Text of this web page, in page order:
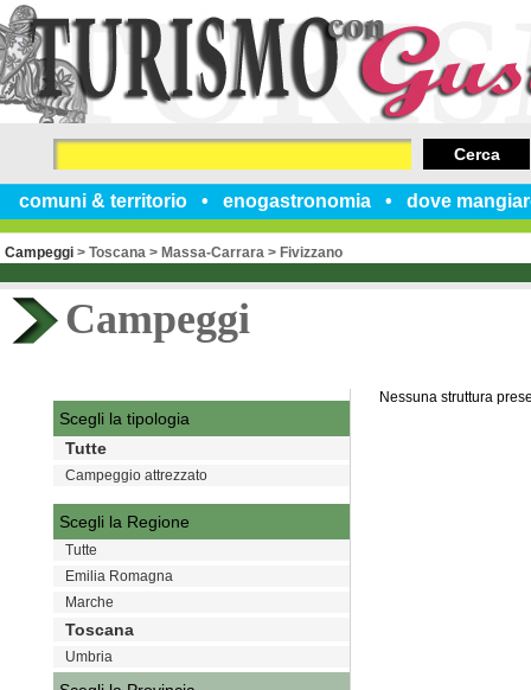
comuni & territorio enogastronomia dove
Cerca
Campeggi > Toscana > Massa-Carrara > Fivizzano
Campeggi
Nessuna struttura
Scegli la tipologia
Tutte
Campeggio attrezzato
Scegli la Regione
Tutte
Emilia Romagna
Marche
Toscana
Umbria